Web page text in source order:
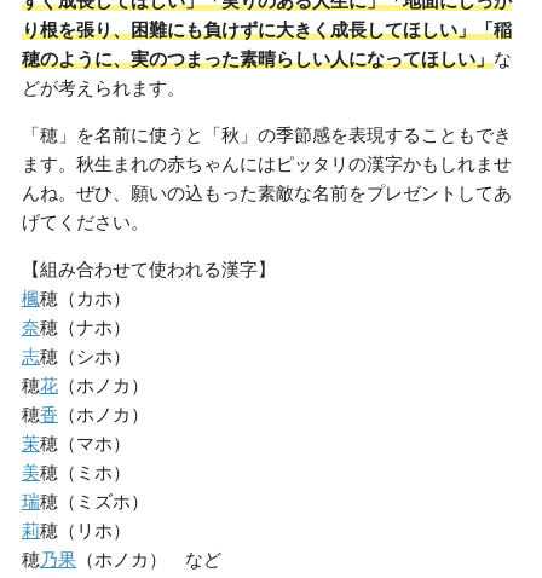
り根を張り、困難にも負けずに大きく成長してほしい」「稲
穂のように、実のつまった素晴らしい人になってほしい」な
どが考えられます。
「穂」を名前に使うと「秋」の季節感を表現することもでき
ます。秋生まれの赤ちゃんにはピッタリの漢字かもしれませ
んね。ぜひ、願いの込もった素敵な名前をプレゼントしてあ
げてください。
【組み合わせて使われる漢字】
楓穂（カホ）
奈穂（ナホ）
志穂（シホ）
穂花（ホノカ）
穂香 （ホノカ）
茉穂（マホ）
美穂（ミホ）
瑞穂（ミズホ）
莉穂（リホ）
穂乃果（ホノカ） など